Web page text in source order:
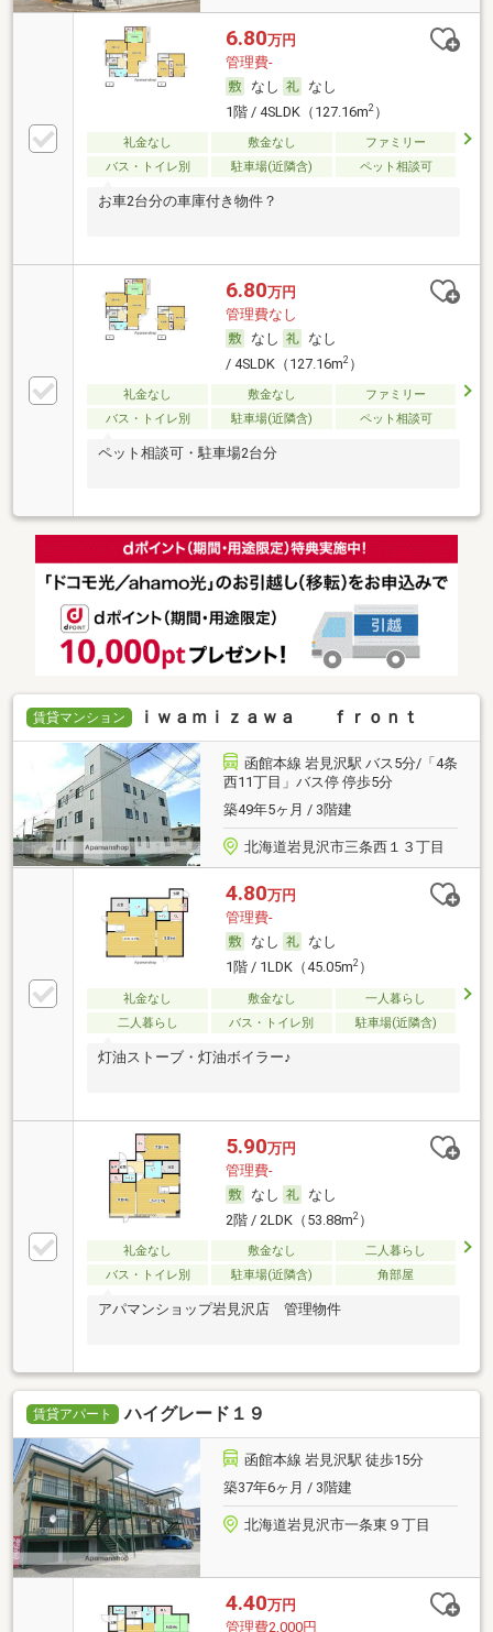
6.80万円
管理費-
なし
なし
1階 / 4SLDK（127.16m2）
礼金なし 敷金なし
ファミリー
バス・トイレ別
駐車場(近隣含) ペット相談可
お車2台分の車庫付き物件？
6.80万円
管理費なし
なし
なし
/ 4SLDK（127.16m2）
礼金なし 敷金なし
ファミリー
バス・トイレ別
駐車場(近隣含) ペット相談可
ペット相談可・駐車場2台分
賃貸マンション ｉｗａｍｉｚａｗａ ｆｒｏｎｔ
函館本線 岩見沢駅 バス5分/「4条
西11丁目」バス停 停歩5分
築49年5ヶ月 / 3階建
北海道岩見沢市三条西１３丁目
4.80万円
管理費-
なし
なし
1階 / 1LDK（45.05m2）
礼金なし 敷金なし
一人暮らし
二人暮らし
バス・トイレ別 駐車場(近隣含)
灯油ストーブ・灯油ボイラー♪
5.90万円
管理費-
なし
なし
2階 / 2LDK（53.88m2）
礼金なし 敷金なし
二人暮らし
バス・トイレ別
駐車場(近隣含) 角部屋
アパマンショップ岩見沢店 管理物件
賃貸アパート ハイグレード１９
函館本線 岩見沢駅 徒歩15分
築37年6ヶ月 / 3階建
北海道岩見沢市一条東９丁目
4.40万円
管理費2,000円